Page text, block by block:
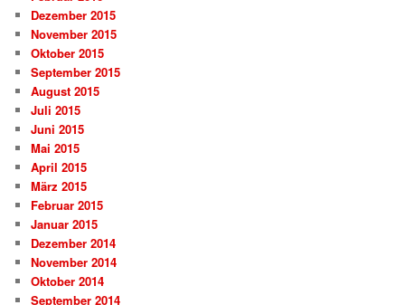
Dezember 2015
November 2015
Oktober 2015
September 2015
August 2015
Juli 2015
Juni 2015
Mai 2015
April 2015
März 2015
Februar 2015
Januar 2015
Dezember 2014
November 2014
Oktober 2014
September 2014